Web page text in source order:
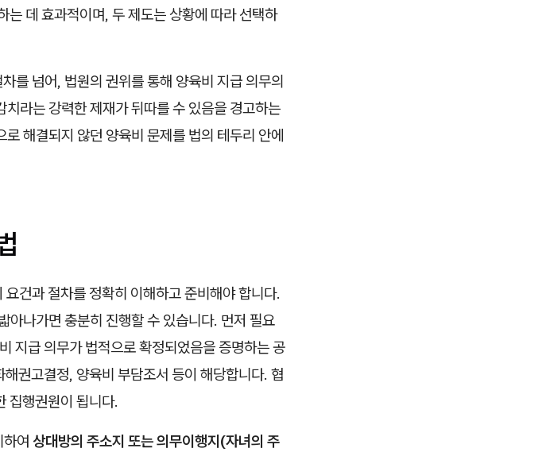
는 데 효과적이며, 두 제도는 상황에 따라 선택하
를 넘어, 법원의 권위를 통해 양육비 지급 의무의
라는 강력한 제재가 뒤따를 수 있음을 경고하는
해결되지 않던 양육비 문제를 법의 테두리 안에
건과 절차를 정확히 이해하고 준비해야 합니다.
아나가면 충분히 진행할 수 있습니다. 먼저 필요
지급 의무가 법적으로 확정되었음을 증명하는 공
권고결정, 양육비 부담조서 등이 해당합니다. 협
집행권원이 됩니다.
여 상대방의 주소지 또는 의무이행지(자녀의 주